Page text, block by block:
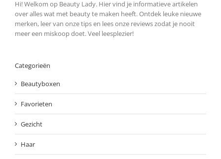
Hi! Welkom op Beauty Lady. Hier vind je informatieve artikelen
over alles wat met beauty te maken heeft. Ontdek leuke nieuwe
merken, leer van onze tips en lees onze reviews zodat je nooit
meer een miskoop doet. Veel leesplezier!
Categorieën
Beautyboxen
Favorieten
Gezicht
Haar